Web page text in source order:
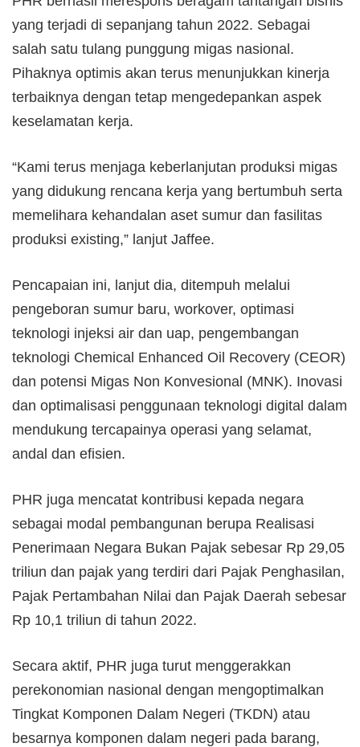
yang terjadi di sepanjang tahun 2022. Sebagai
salah satu tulang punggung migas nasional.
Pihaknya optimis akan terus menunjukkan kinerja
terbaiknya dengan tetap mengedepankan aspek
keselamatan kerja.
“Kami terus menjaga keberlanjutan produksi migas
yang didukung rencana kerja yang bertumbuh serta
memelihara kehandalan aset sumur dan fasilitas
produksi existing,” lanjut Jaffee.
Pencapaian ini, lanjut dia, ditempuh melalui
pengeboran sumur baru, workover, optimasi
teknologi injeksi air dan uap, pengembangan
teknologi Chemical Enhanced Oil Recovery (CEOR)
dan potensi Migas Non Konvesional (MNK). Inovasi
dan optimalisasi penggunaan teknologi digital dalam
mendukung tercapainya operasi yang selamat,
andal dan efisien.
PHR juga mencatat kontribusi kepada negara
sebagai modal pembangunan berupa Realisasi
Penerimaan Negara Bukan Pajak sebesar Rp 29,05
triliun dan pajak yang terdiri dari Pajak Penghasilan,
Pajak Pertambahan Nilai dan Pajak Daerah sebesar
Rp 10,1 triliun di tahun 2022.
Secara aktif, PHR juga turut menggerakkan
perekonomian nasional dengan mengoptimalkan
Tingkat Komponen Dalam Negeri (TKDN) atau
besarnya komponen dalam negeri pada barang,